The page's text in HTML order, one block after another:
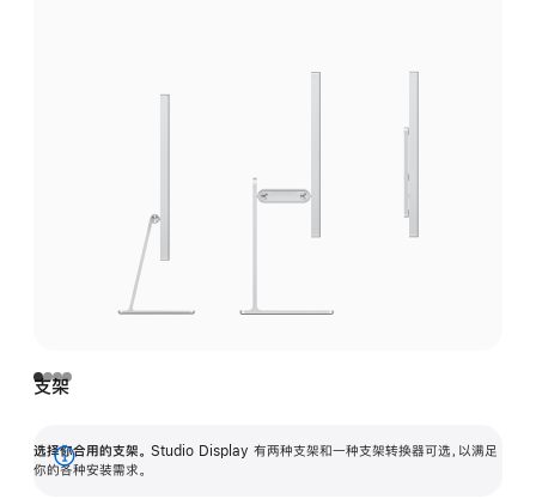
支架
选择你合用的支架。 Studio Display 有两种支架和一种支架转换器可选，以满足
你的各种安装需求。
展